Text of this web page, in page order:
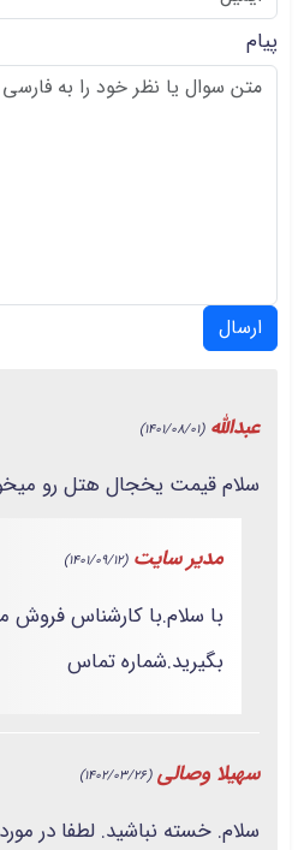
پیام
ارسال
عبدالله(1401/08/01)
سلام قیمت یخجال هتل رو
مدیر سایت (1401/09/12)
با سلام.با کارشناس فروش
بگیرید.شماره تماس
سهیلا وصالی (1402/03/26)